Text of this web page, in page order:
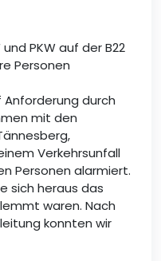
PKW auf der B22
Personen
durch
mit den
Verkehrsunfall
Personen alarmiert.
sich heraus das
waren. Nach
konnten wir